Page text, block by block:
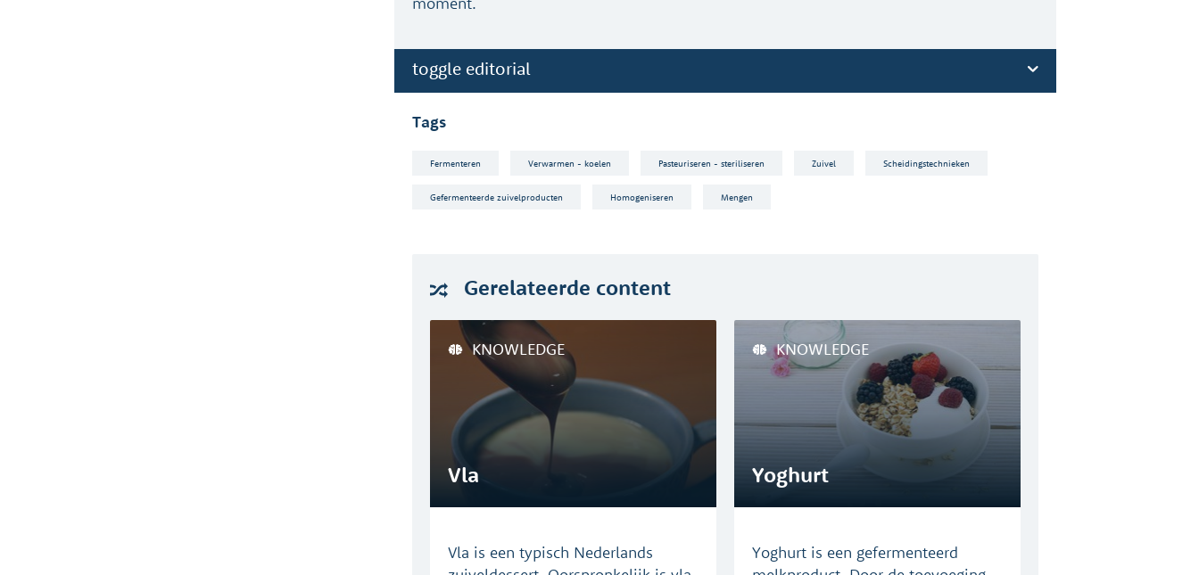
toggle editorial
Tags
Fermenteren Verwarmen - koelen Pasteuriseren - steriliseren Zuivel Scheidingstechnieken
Gefermenteerde zuivelproducten Homogeniseren Mengen
Gerelateerde content
KNOWLEDGE
Vla
Vla is een typisch Nederlands
KNOWLEDGE
Yoghurt
Yoghurt is een gefermenteerd